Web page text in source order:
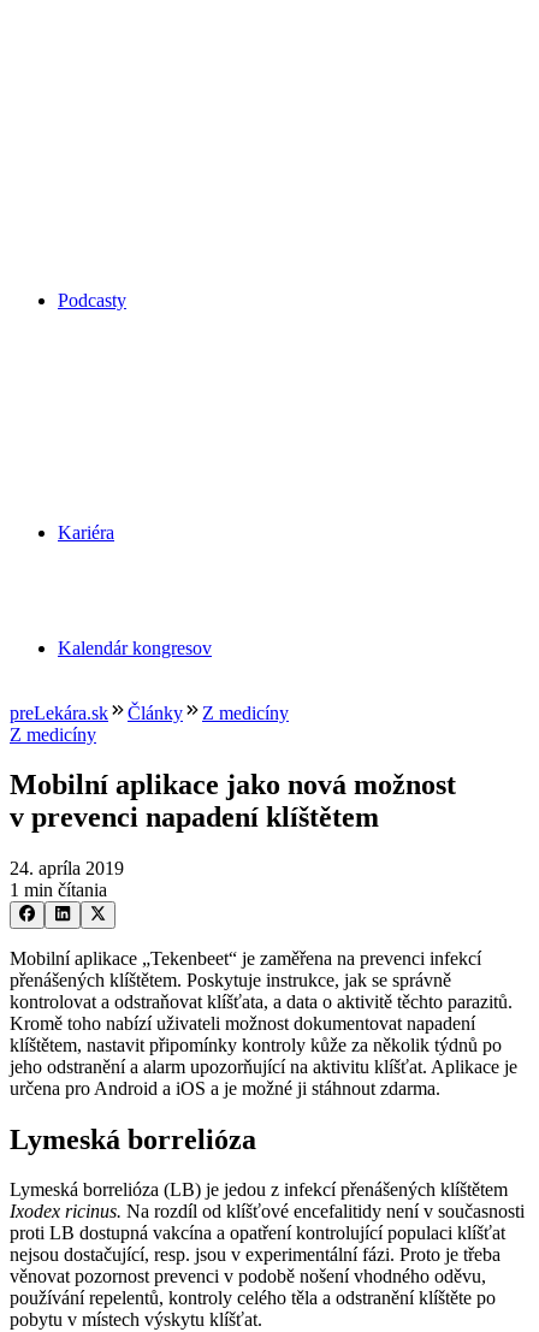
Podcasty
Kariéra
Kalendár kongresov
preLekára.sk Články
Z medicíny
Z medicíny
Mobilní aplikace jako nová možnost
v prevenci napadení klíštětem
24. apríla 2019
1 min čítania
Mobilní aplikace „Tekenbeet“ je zaměřena na prevenci infekcí
přenášených klíštětem. Poskytuje instrukce, jak se správně
kontrolovat a odstraňovat klíšťata, a data o aktivitě těchto parazitů.
Kromě toho nabízí uživateli možnost dokumentovat napadení
klíštětem, nastavit připomínky kontroly kůže za několik týdnů po
jeho odstranění a alarm upozorňující na aktivitu klíšťat. Aplikace je
určena pro Android a iOS a je možné ji stáhnout zdarma.
Lymeská borrelióza
Lymeská borrelióza (LB) je jedou z infekcí přenášených klíštětem
Ixodex ricinus. Na rozdíl od klíšťové encefalitidy není v současnosti
proti LB dostupná vakcína a opatření kontrolující populaci klíšťat
nejsou dostačující, resp. jsou v experimentální fázi. Proto je třeba
věnovat pozornost prevenci v podobě nošení vhodného oděvu,
používání repelentů, kontroly celého těla a odstranění klíštěte po
pobytu v místech výskytu klíšťat.